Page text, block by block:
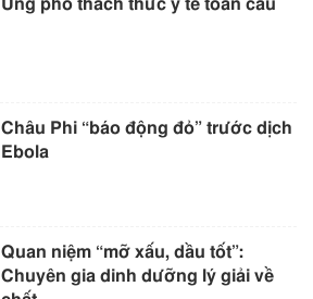
Ứng phó thách thức y tế toàn cầu
Châu Phi “báo động đỏ” trước dịch
Ebola
Quan niệm “mỡ xấu, dầu tốt”:
Chuyên gia dinh dưỡng lý giải về